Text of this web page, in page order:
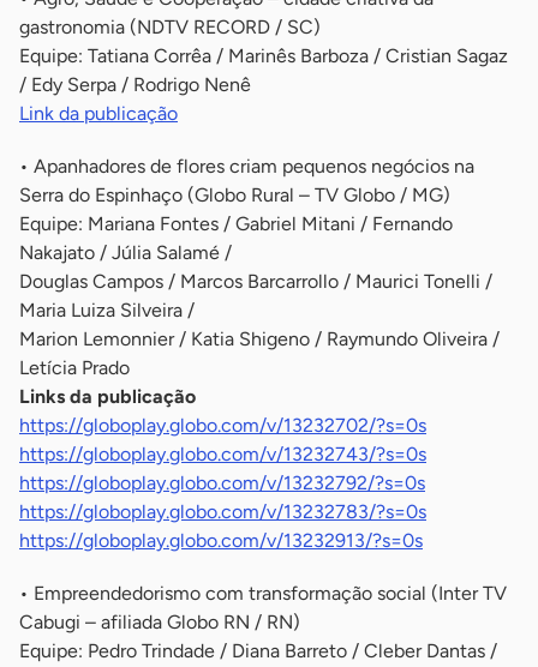
gastronomia (NDTV RECORD / SC)
Equipe: Tatiana Corrêa / Marinês Barboza / Cristian Sagaz
/ Edy Serpa / Rodrigo Nenê
Link da publicação
• Apanhadores de flores criam pequenos negócios na
Serra do Espinhaço (Globo Rural – TV Globo / MG)
Equipe: Mariana Fontes / Gabriel Mitani / Fernando
Nakajato / Júlia Salamé /
Douglas Campos / Marcos Barcarrollo / Maurici Tonelli /
Maria Luiza Silveira /
Marion Lemonnier / Katia Shigeno / Raymundo Oliveira /
Letícia Prado
Links da publicação
https://globoplay.globo.com/v/13232702/?s=0s
https://globoplay.globo.com/v/13232743/?s=0s
https://globoplay.globo.com/v/13232792/?s=0s
https://globoplay.globo.com/v/13232783/?s=0s
https://globoplay.globo.com/v/13232913/?s=0s
• Empreendedorismo com transformação social (Inter TV
Cabugi – afiliada Globo RN / RN)
Equipe: Pedro Trindade / Diana Barreto / Cleber Dantas /